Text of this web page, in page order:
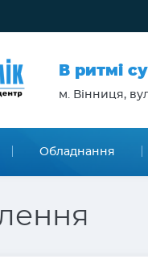
В ритмі
м. Вінниця,
Обладнання